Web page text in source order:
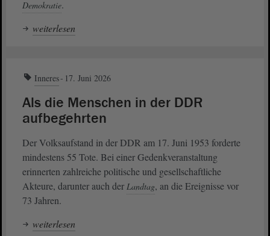
Demokratie.
weiterlesen
Inneres 17. Juni 2026
Als die Menschen in der DDR
aufbegehrten
Der Volksaufstand in der DDR am 17. Juni 1953 forderte
mindestens 55 Tote. Bei einer Gedenkveranstaltung
erinnerten zahlreiche politische und gesellschaftliche
Akteure, darunter auch der Landtag, an die Ereignisse vor
73 Jahren.
weiterlesen